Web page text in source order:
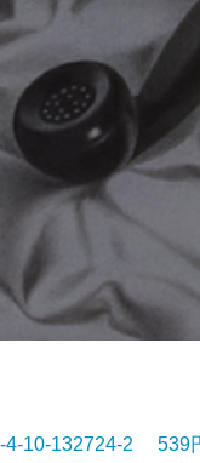
10-132724-2 539